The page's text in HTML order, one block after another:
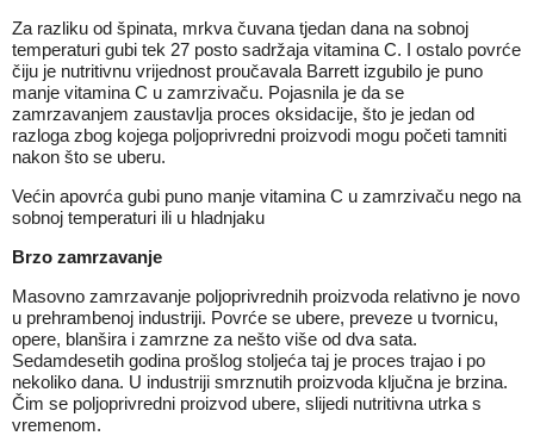
Za razliku od špinata, mrkva čuvana tjedan dana na sobnoj
temperaturi gubi tek 27 posto sadržaja vitamina C. I ostalo povrće
čiju je nutritivnu vrijednost proučavala Barrett izgubilo je puno
manje vitamina C u zamrzivaču. Pojasnila je da se
zamrzavanjem zaustavlja proces oksidacije, što je jedan od
razloga zbog kojega poljoprivredni proizvodi mogu početi tamniti
nakon što se uberu.
Većin apovrća gubi puno manje vitamina C u zamrzivaču nego na
sobnoj temperaturi ili u hladnjaku
Brzo zamrzavanje
Masovno zamrzavanje poljoprivrednih proizvoda relativno je novo
u prehrambenoj industriji. Povrće se ubere, preveze u tvornicu,
opere, blanšira i zamrzne za nešto više od dva sata.
Sedamdesetih godina prošlog stoljeća taj je proces trajao i po
nekoliko dana. U industriji smrznutih proizvoda ključna je brzina.
Čim se poljoprivredni proizvod ubere, slijedi nutritivna utrka s
vremenom.